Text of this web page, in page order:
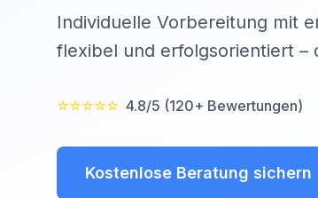
Individuelle Vorbereitung mit
flexibel und erfolgsorientiert –
⭐⭐⭐⭐⭐ 4.8/5 (120+ Bewertungen)
Kostenlose Beratung sichern